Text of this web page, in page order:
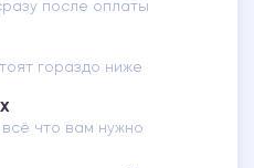
после оплаты
гораздо ниже
что вам нужно